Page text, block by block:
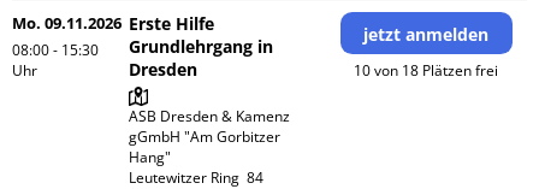
Mo. 09.11.2026
08:00 - 15:30
Uhr
Erste Hilfe
Grundlehrgang in
Dresden
ASB Dresden & Kamenz
gGmbH "Am Gorbitzer
Hang"
Leutewitzer Ring  84
jetzt anmelden
10 von 18 Plätzen frei